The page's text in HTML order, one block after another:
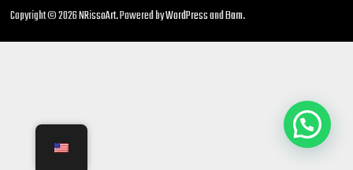
Copyright © 2026NRissoArt. Powered byWordPressandBam.